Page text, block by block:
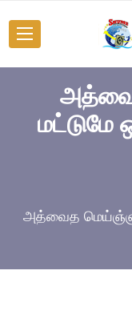
மட்டுமே
அத்வைத